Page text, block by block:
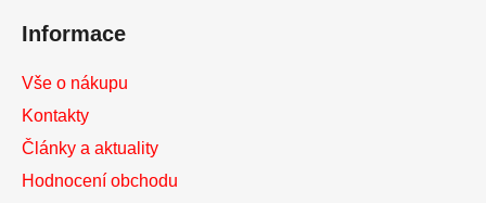
Informace
Vše o nákupu
Kontakty
Články a aktuality
Hodnocení obchodu